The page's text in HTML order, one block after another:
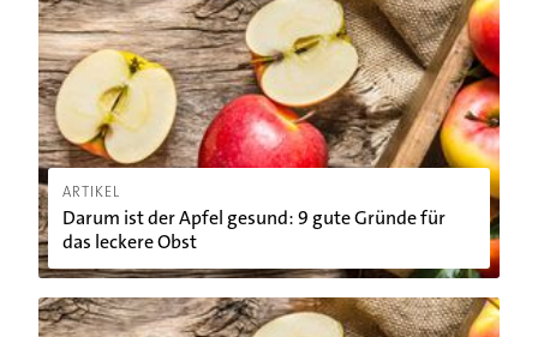
ARTIKEL
Darum ist der Apfel gesund: 9 gute Gründe für
das leckere Obst
Darum ist der Apfel gesund: 9 gute Gründe für das leckere